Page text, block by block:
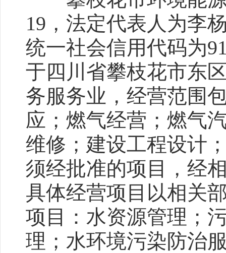
19，法定代表人为李
统一社会信用代码为
于四川省攀枝花市东
务服务业，经营范围
应；燃气经营；燃气
维修；建设工程设计
须经批准的项目，经
具体经营项目以相关
项目：水资源管理；
理；水环境污染防治